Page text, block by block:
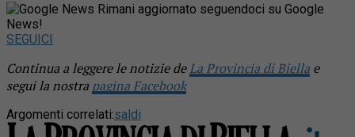
Rimani aggiornato seguendoci su Google
News!
SEGUICI
Continua a leggere le notizie deLa Provincia di Biella e
segui la nostra pagina Facebook
Argomenti correlati:saldi